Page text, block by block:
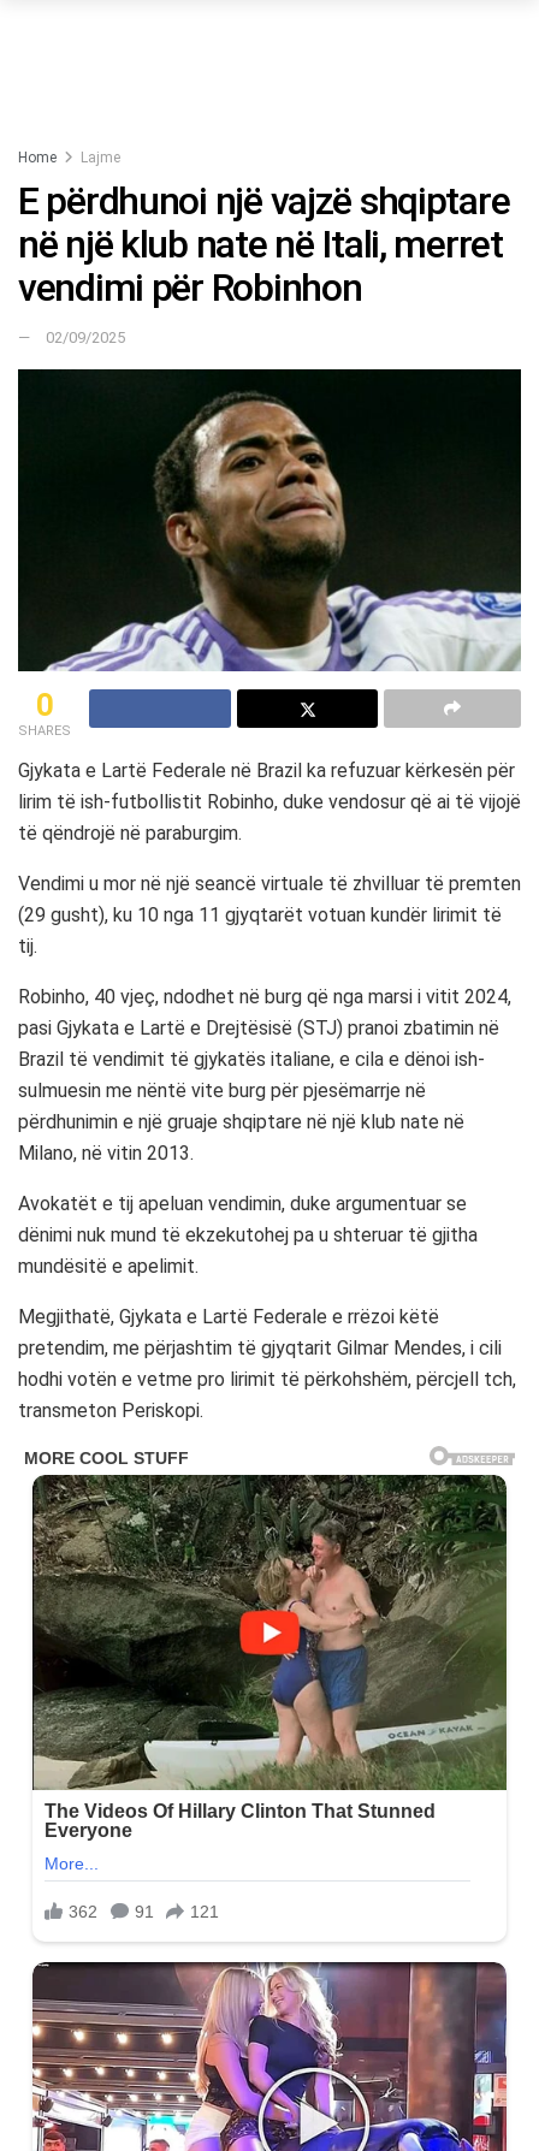
Home Lajme
E përdhunoi një vajzë shqiptare
në një klub nate në Itali, merret
vendimi për Robinhon
02/09/2025
0
SHARES
Gjykata e Lartë Federale në Brazil ka refuzuar kërkesën për
lirim të ish-futbollistit Robinho, duke vendosur që ai të vijojë
të qëndrojë në paraburgim.
Vendimi u mor në një seancë virtuale të zhvilluar të premten
(29 gusht), ku 10 nga 11 gjyqtarët votuan kundër lirimit të
tij.
Robinho, 40 vjeç, ndodhet në burg që nga marsi i vitit 2024,
pasi Gjykata e Lartë e Drejtësisë (STJ) pranoi zbatimin në
Brazil të vendimit të gjykatës italiane, e cila e dënoi ish-
sulmuesin me nëntë vite burg për pjesëmarrje në
përdhunimin e një gruaje shqiptare në një klub nate në
Milano, në vitin 2013.
Avokatët e tij apeluan vendimin, duke argumentuar se
dënimi nuk mund të ekzekutohej pa u shteruar të gjitha
mundësitë e apelimit.
Megjithatë, Gjykata e Lartë Federale e rrëzoi këtë
pretendim, me përjashtim të gjyqtarit Gilmar Mendes, i cili
hodhi votën e vetme pro lirimit të përkohshëm, përcjell tch,
transmeton Periskopi.